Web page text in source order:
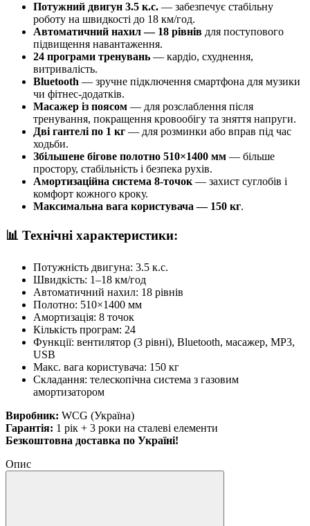
Потужний двигун 3.5 к.с. — забезпечує стабільну
роботу на швидкості до 18 км/год.
Автоматичний нахил — 18 рівнів для поступового
підвищення навантаження.
24 програми тренувань — кардіо, схуднення,
витривалість.
Bluetooth — зручне підключення смартфона для музики
чи фітнес-додатків.
Масажер із поясом — для розслаблення після
тренування, покращення кровообігу та зняття напруги.
Дві гантелі по 1 кг — для розминки або вправ під час
ходьби.
Збільшене бігове полотно 510×1400 мм — більше
простору, стабільність і безпека рухів.
Амортизаційна система 8-точок— захист суглобів і
комфорт кожного кроку.
Максимальна вага користувача — 150 кг.
📊 Технічні характеристики:
Потужність двигуна: 3.5 к.с.
Швидкість: 1–18 км/год
Автоматичний нахил: 18 рівнів
Полотно: 510×1400 мм
Амортизація: 8 точок
Кількість програм: 24
Функції: вентилятор (3 рівні), Bluetooth, масажер, MP3,
USB
Макс. вага користувача: 150 кг
Складання: телескопічна система з газовим
амортизатором
Виробник: WCG (Україна)
Гарантія: 1 рік + 3 роки на сталеві елементи
Безкоштовна доставка по Україні!
Опис